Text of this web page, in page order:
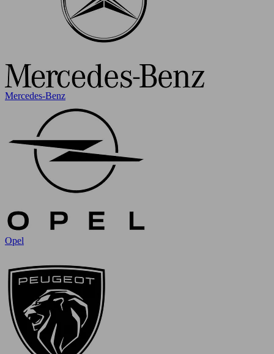
Mercedes-Benz
Opel